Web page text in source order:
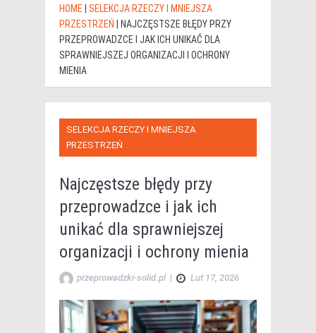
HOME SELEKCJA RZECZY I MNIEJSZA
PRZESTRZEŃ
NAJCZĘSTSZE BŁĘDY PRZY
PRZEPROWADZCE I JAK ICH UNIKAĆ DLA
SPRAWNIEJSZEJ ORGANIZACJI I OCHRONY
MIENIA
SELEKCJA RZECZY I MNIEJSZA
PRZESTRZEŃ
Najczęstsze błędy przy
przeprowadzce i jak ich
unikać dla sprawniejszej
organizacji i ochrony mienia
przeprowadzki-solid.pl | Lut 17, 2026